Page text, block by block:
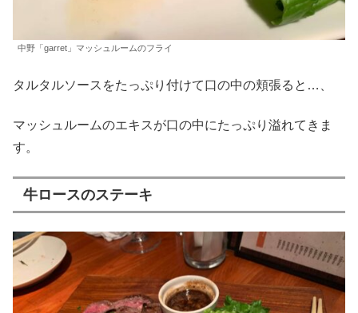
中野「garret」マッシュルームのフライ
タルタルソースをたっぷり付けて口の中の頬張ると…、
マッシュルームのエキスが口の中にたっぷり溢れてきま
す。
牛ロースのステーキ